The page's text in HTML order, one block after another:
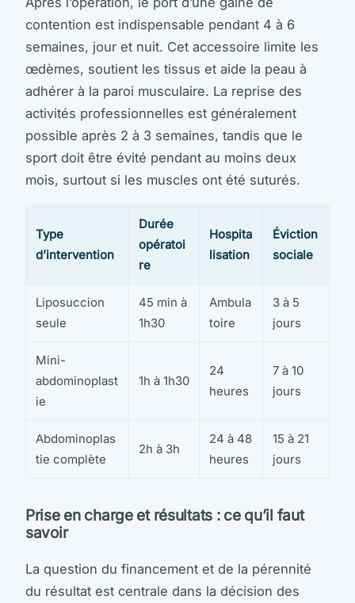
contention est indispensable pendant 4 à 6
semaines, jour et nuit. Cet accessoire limite les
œdèmes, soutient les tissus et aide la peau à
adhérer à la paroi musculaire. La reprise des
activités professionnelles est généralement
possible après 2 à 3 semaines, tandis que le
sport doit être évité pendant au moins deux
mois, surtout si les muscles ont été suturés.
Type
d’intervention
Durée
opératoi
re
Hospita
lisation
Éviction
sociale
Liposuccion
seule
45 min à
1h30
Ambula
toire
3 à 5
jours
Mini-
abdominoplast
ie
1h à 1h30
24
heures
7 à 10
jours
Abdominoplas
tie complète
2h à 3h
24 à 48
heures
15 à 21
jours
Prise en charge et résultats : ce qu’il faut
savoir
La question du financement et de la pérennité
du résultat est centrale dans la décision des